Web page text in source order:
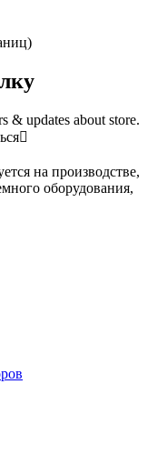
& updates about store.
на производстве,
оборудования,